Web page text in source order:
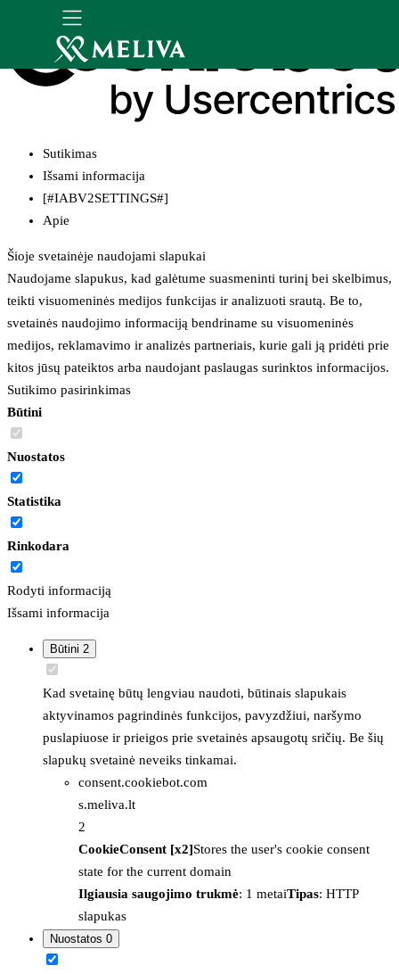
Sutikimas
Išsami informacija
[#IABV2SETTINGS#]
Apie
Šioje svetainėje naudojami slapukai
Naudojame slapukus, kad galėtume suasmeninti turinį bei skelbimus,
teikti visuomeninės medijos funkcijas ir analizuoti srautą. Be to,
svetainės naudojimo informaciją bendriname su visuomeninės
medijos, reklamavimo ir analizės partneriais, kurie gali ją pridėti prie
kitos jūsų pateiktos arba naudojant paslaugas surinktos informacijos.
Sutikimo pasirinkimas
Būtini
Nuostatos
Statistika
Rinkodara
Rodyti informaciją
Išsami informacija
Būtini 2
Kad svetainę būtų lengviau naudoti, būtinais slapukais
aktyvinamos pagrindinės funkcijos, pavyzdžiui, naršymo
puslapiuose ir prieigos prie svetainės apsaugotų sričių. Be šių
slapukų svetainė neveiks tinkamai.
consent.cookiebot.com
s.meliva.lt
2
CookieConsent [x2]Stores the user's cookie consent
state for the current domain
Ilgiausia saugojimo trukmė: 1 metaiTipas: HTTP
slapukas
Nuostatos 0